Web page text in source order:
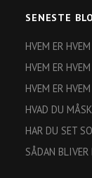
SENESTE
HVEM ER
HVEM ER
HVEM ER
HVAD DU
HAR DU SET
SÅDAN